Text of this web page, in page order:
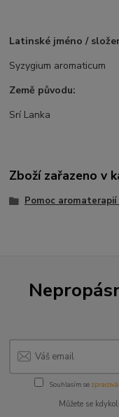
Latinské jméno /
Syzygium aromaticum
Země původu:
Srí Lanka
Zboží zařazeno v
Pomoc
Souhlasím se
Můžete se